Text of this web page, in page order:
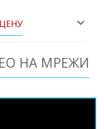
НА МРЕЖИ